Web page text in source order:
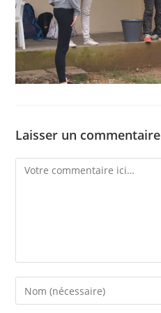
Laisser un commentaire